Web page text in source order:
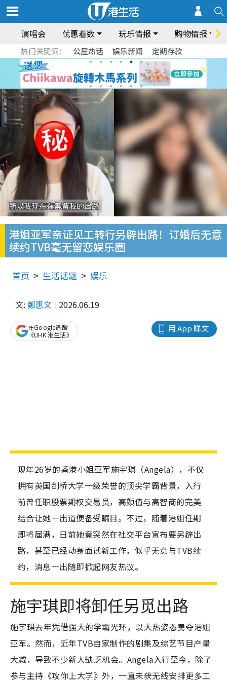
演唱会 优惠着数 玩乐情报 购物情报
热门关键词： 公屋热话 娱乐新闻 定期存款
港姐亚军亲证见工转行另辟出路！订婚后无意
续约TVB毫无留恋娱乐圈
首页 生活话题 娱乐
文: 鄭惠文 2026.06.19
用 App 睇文
在Google追蹤
《UHK 港生活》
现年26岁的香港小姐亚军施宇琪（Angela），不仅
拥有英国剑桥大学一级荣誉的顶尖学霸背景，入行
前曾任职股票期权交易员，高颜值与高智商的完美
结合让她一出道便备受瞩目。不过，随着港姐任期
即将届满，日前她竟突然在社交平台宣布要另辟出
路，甚至已经动身面试新工作，似乎无意与TVB续
约，消息一出随即掀起网友热议。
施宇琪即将卸任另觅出路
施宇琪去年凭借强大的学霸光环，以大热姿态勇夺港姐
亚军。然而，近年TVB自家制作的剧集及综艺节目产量
大减，导致不少新人缺乏机会。Angela入行至今，除了
参与主持《攻你上大学》外，一直未获无线安排更多工